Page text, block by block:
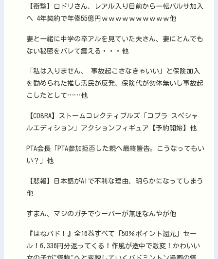
【衝撃】ロドリさん、レアル入り目前から一転バルサ加入
へ 4年契約で年俸55億円ｗｗｗｗｗｗｗｗｗｗ他
妻と一緒に中学の卒アルを見ていた夫さん、妻にとんでも
ない秘密をバレて震える・・・他
「私は入りません、 事故起こさなきゃいい」と保険加入
を勧められた推し活民が反発、保険代が勿体無いし事故起
こしたとして……他
【COBRA】ストームコレクティブルズ「コブラ スペシャ
ルエディション」アクションフィギュア【予約開始】他
PTA会長「PTA参加拒否した親へ最終警告。こうなってもい
い？」他
【悲報】日本語がAIで不利な理由、明らかになってしまう
他
すまん、マジのガチでウーバーが無理なんやが他
『はねバド！』全16巻すべて「50％ポイント還元」セー
ル！6,336円分返ってくる！作風が途中で激変！かわいい